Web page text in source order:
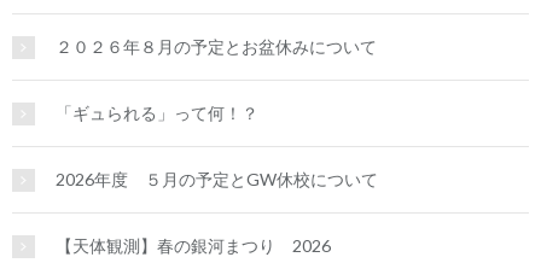
２０２６年８月の予定とお盆休みについて
「ギュられる」って何！？
2026年度 ５月の予定とGW休校について
【天体観測】春の銀河まつり 2026